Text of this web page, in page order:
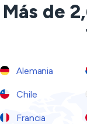
Más de
Alemania
Chile
Francia